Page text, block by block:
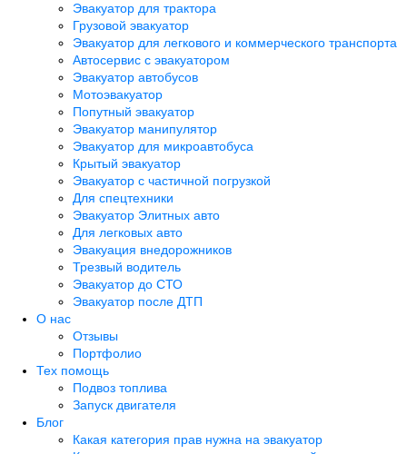
Эвакуатор для трактора
Грузовой эвакуатор
Эвакуатор для легкового и коммерческого транспорта
Автосервис с эвакуатором
Эвакуатор автобусов
Мотоэвакуатор
Попутный эвакуатор
Эвакуатор манипулятор
Эвакуатор для микроавтобуса
Крытый эвакуатор
Эвакуатор с частичной погрузкой
Для спецтехники
Эвакуатор Элитных авто
Для легковых авто
Эвакуация внедорожников
Трезвый водитель
Эвакуатор до СТО
Эвакуатор после ДТП
О нас
Отзывы
Портфолио
Тех помощь
Подвоз топлива
Запуск двигателя
Блог
Какая категория прав нужна на эвакуатор